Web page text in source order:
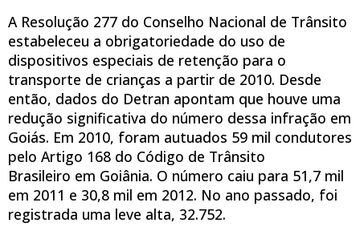
A Resolução 277 do Conselho Nacional de Trânsito
estabeleceu a obrigatoriedade do uso de
dispositivos especiais de retenção para o
transporte de crianças a partir de 2010. Desde
então, dados do Detran apontam que houve uma
redução significativa do número dessa infração em
Goiás. Em 2010, foram autuados 59 mil condutores
pelo Artigo 168 do Código de Trânsito
Brasileiro em Goiânia. O número caiu para 51,7 mil
em 2011 e 30,8 mil em 2012. No ano passado, foi
registrada uma leve alta, 32.752.